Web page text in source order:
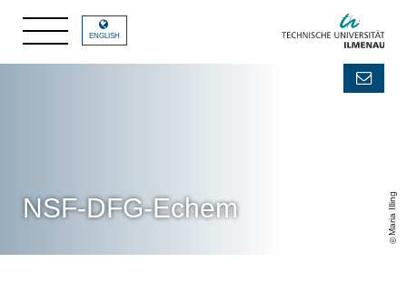
Maria Illing
ENGLISH
NSF-DFG-Echem